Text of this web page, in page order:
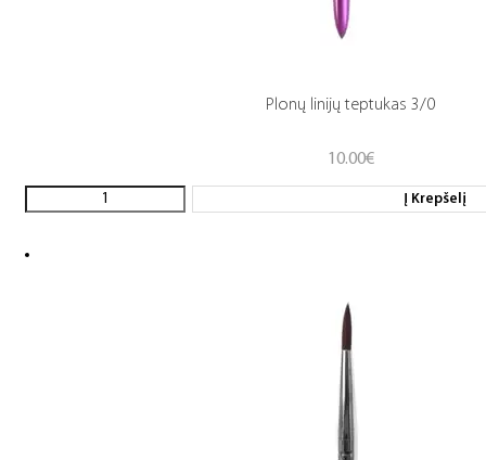
Plonų linijų teptukas 3/0
10.00€
Į Krepšelį